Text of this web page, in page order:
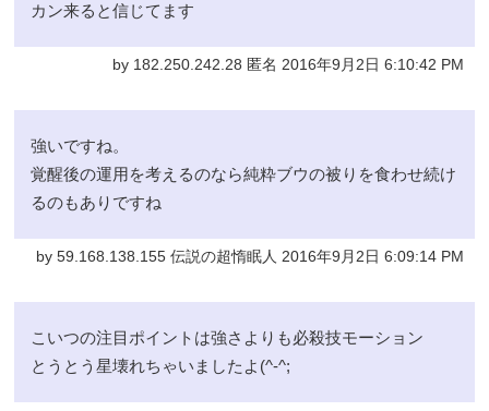
カン来ると信じてます
by 182.250.242.28 匿名 2016年9月2日 6:10:42 PM
強いですね。
覚醒後の運用を考えるのなら純粋ブウの被りを食わせ続け
るのもありですね
by 59.168.138.155 伝説の超惰眠人 2016年9月2日 6:09:14 PM
こいつの注目ポイントは強さよりも必殺技モーション
とうとう星壊れちゃいましたよ(^-^;